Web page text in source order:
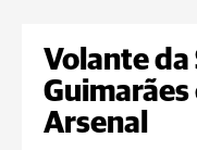
Volante da
Arsenal